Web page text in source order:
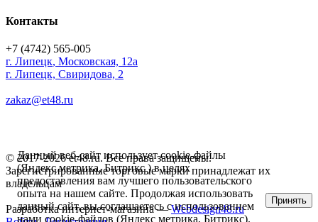
Контакты
+7 (4742) 565-005
г. Липецк, Московская, 12а
г. Липецк, Свиридова, 2
zakaz@et48.ru
© 2017-2026 et48.ru. Все права защищены.
Зарегистрированные торговые марки принадлежат их
владельцам
Разработка интернет-магазина —Webdesign48.ru
Данный веб-сайт использует cookie-файлы
(Яндекс метрика, Битрикс ) в целях
предоставления вам лучшего пользовательского
опыта на нашем сайте. Продолжая использовать
данный сайт, вы соглашаетесь с использованием
нами cookie-файлов (Яндекс метрика, Битрикс).
Принять